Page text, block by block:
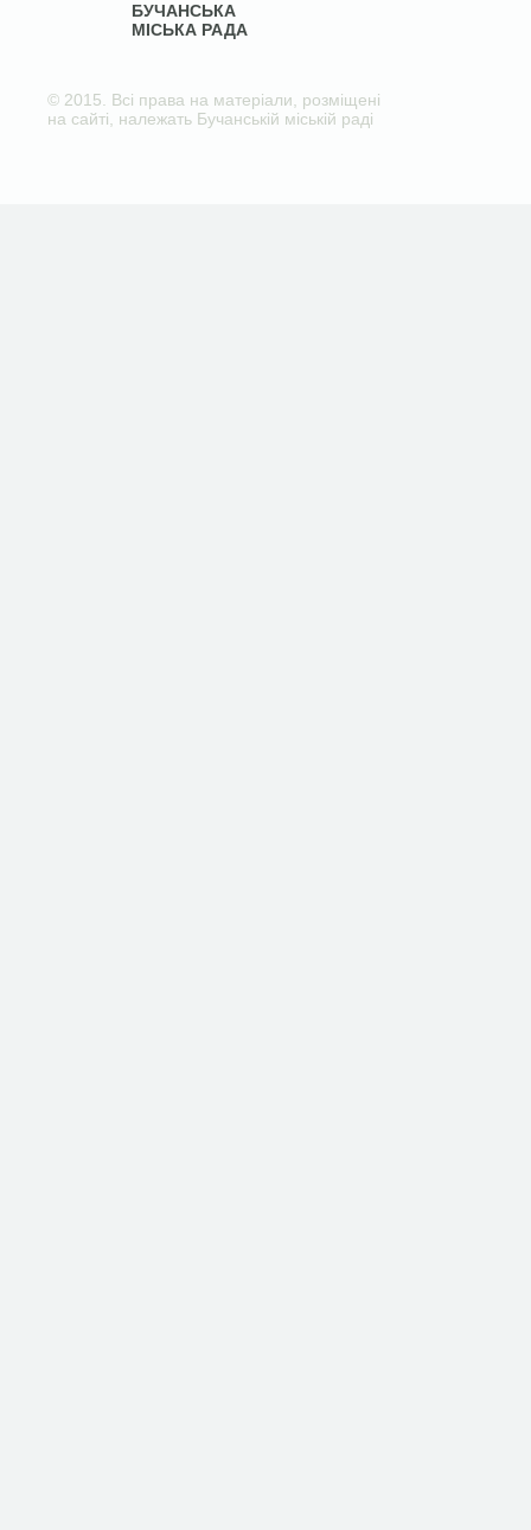
БУЧАНСЬКА
МІСЬКА РАДА
© 2015. Всі права на матеріали, розміщені
на сайті, належать Бучанській міській раді